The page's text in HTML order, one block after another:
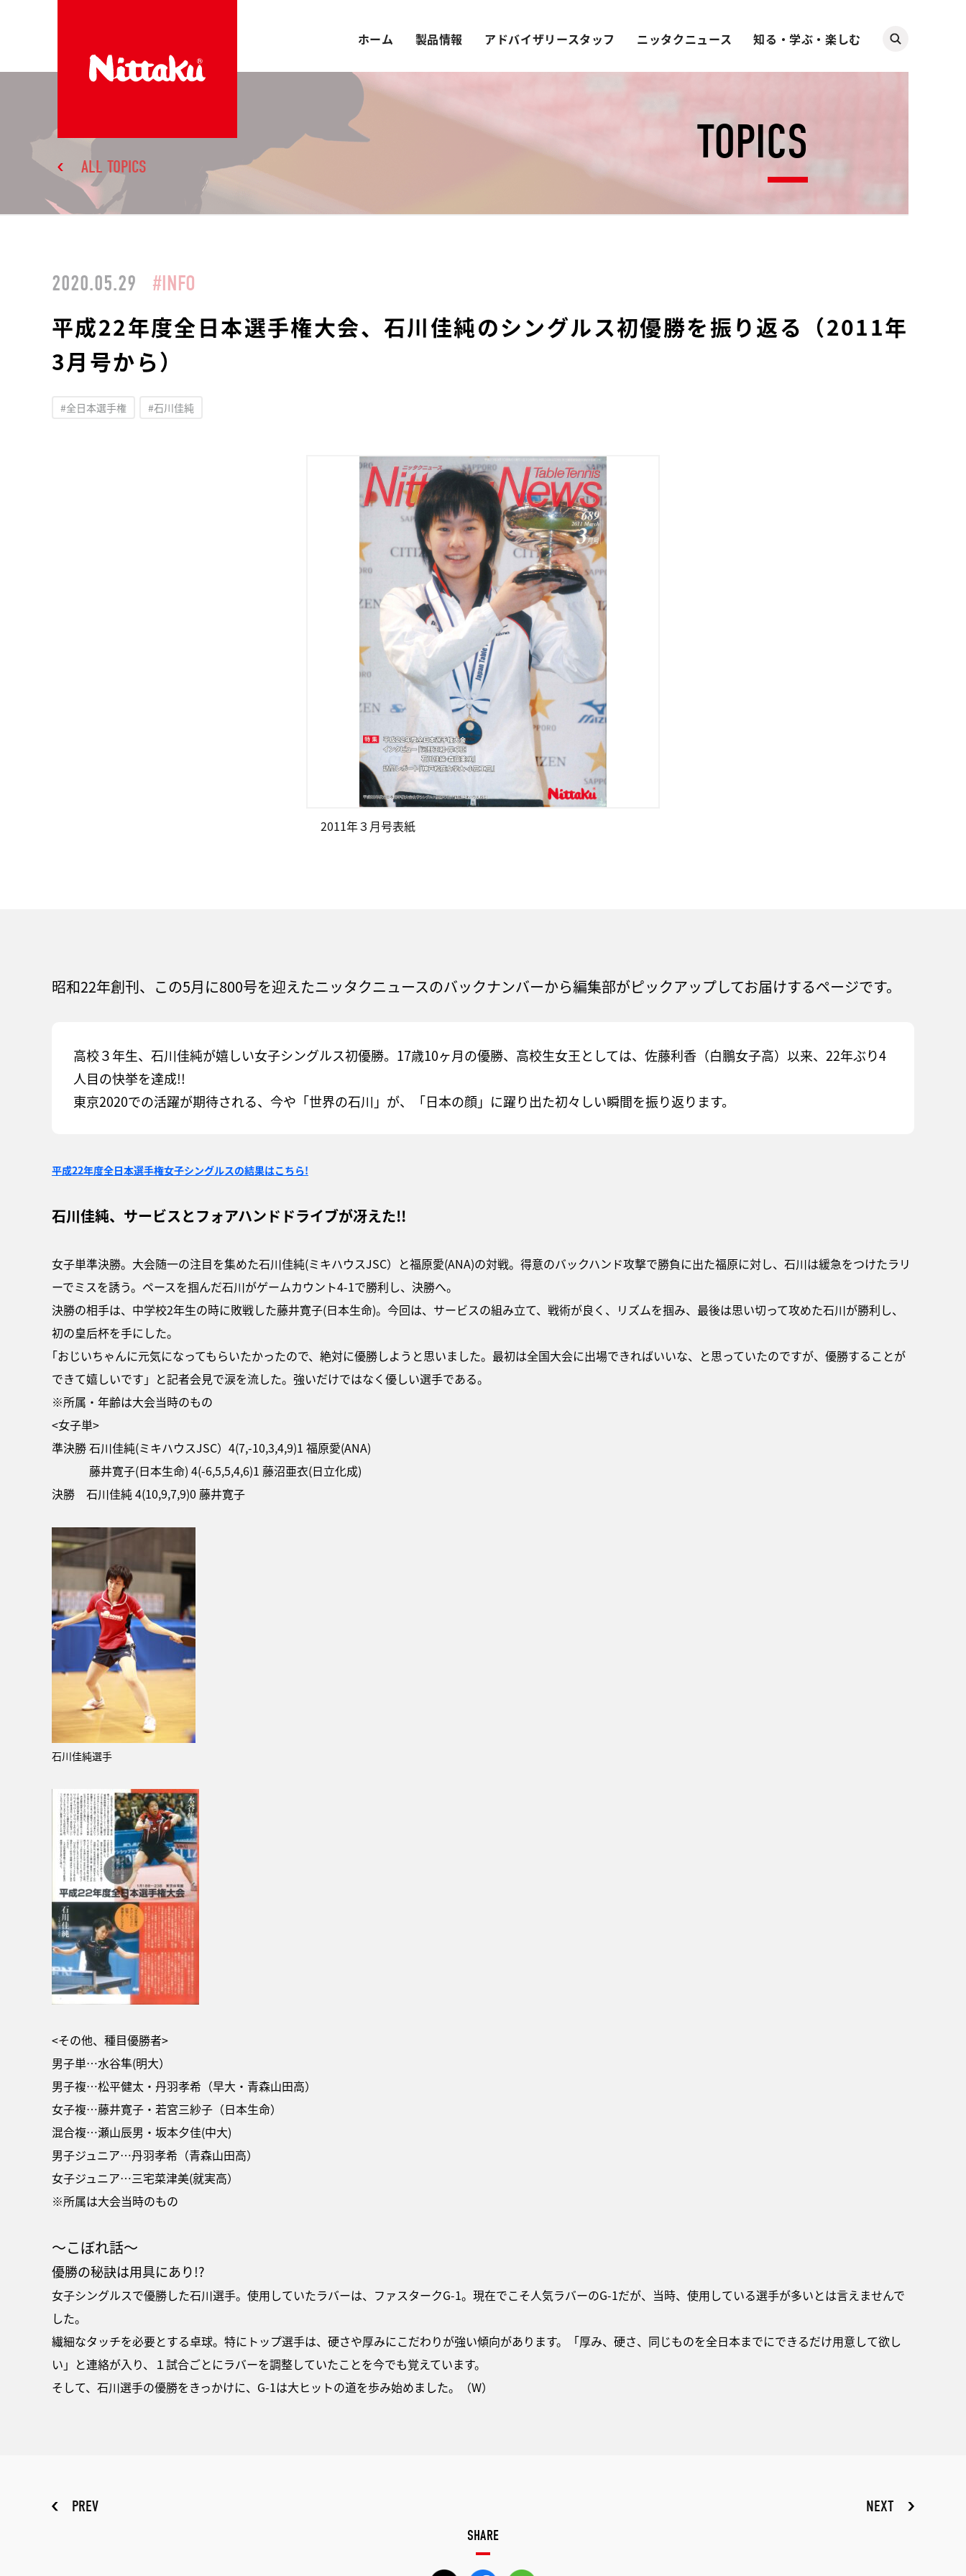
ホーム 製品情報 アドバイザリースタッフ ニッタクニュース 知る・学ぶ・楽しむ
TOPICS
ALL TOPICS
2020.05.29 #INFO
平成22年度全日本選手権大会、石川佳純のシングルス初優勝を振り返る（2011年
3月号から）
#全日本選手権 #石川佳純
2011年３月号表紙
昭和22年創刊、この5月に800号を迎えたニッタクニュースのバックナンバーから編集部がピックアップしてお届けするページです。
高校３年生、石川佳純が嬉しい女子シングルス初優勝。17歳10ヶ月の優勝、高校生女王としては、佐藤利香（白鵬女子高）以来、22年ぶり4
人目の快挙を達成!!
東京2020での活躍が期待される、今や「世界の石川」が、「日本の顔」に躍り出た初々しい瞬間を振り返ります。
平成22年度全日本選手権女子シングルスの結果はこちら!
石川佳純、サービスとフォアハンドドライブが冴えた!!
女子単準決勝。大会随一の注目を集めた石川佳純(ミキハウスJSC）と福原愛(ANA)の対戦。得意のバックハンド攻撃で勝負に出た福原に対し、石川は緩急をつけたラリ
ーでミスを誘う。ペースを掴んだ石川がゲームカウント4-1で勝利し、決勝へ。
決勝の相手は、中学校2年生の時に敗戦した藤井寛子(日本生命)。今回は、サービスの組み立て、戦術が良く、リズムを掴み、最後は思い切って攻めた石川が勝利し、
初の皇后杯を手にした。
｢おじいちゃんに元気になってもらいたかったので、絶対に優勝しようと思いました。最初は全国大会に出場できればいいな、と思っていたのですが、優勝することが
できて嬉しいです」と記者会見で涙を流した。強いだけではなく優しい選手である。
※所属・年齢は大会当時のもの
<女子単>
準決勝 石川佳純(ミキハウスJSC）4(7,-10,3,4,9)1 福原愛(ANA)
藤井寛子(日本生命) 4(-6,5,5,4,6)1 藤沼亜衣(日立化成)
決勝 石川佳純 4(10,9,7,9)0 藤井寛子
石川佳純選手
<その他、種目優勝者>
男子単…水谷隼(明大）
男子複…松平健太・丹羽孝希（早大・青森山田高）
女子複…藤井寛子・若宮三紗子（日本生命）
混合複…瀬山辰男・坂本夕佳(中大)
男子ジュニア…丹羽孝希（青森山田高）
女子ジュニア…三宅菜津美(就実高）
※所属は大会当時のもの
～こぼれ話～
優勝の秘訣は用具にあり!?
女子シングルスで優勝した石川選手。使用していたラバーは、ファスタークG-1。現在でこそ人気ラバーのG-1だが、当時、使用している選手が多いとは言えませんで
した。
繊細なタッチを必要とする卓球。特にトップ選手は、硬さや厚みにこだわりが強い傾向があります。「厚み、硬さ、同じものを全日本までにできるだけ用意して欲し
い」と連絡が入り、１試合ごとにラバーを調整していたことを今でも覚えています。
そして、石川選手の優勝をきっかけに、G-1は大ヒットの道を歩み始めました。（W）
PREV NEXT
SHARE